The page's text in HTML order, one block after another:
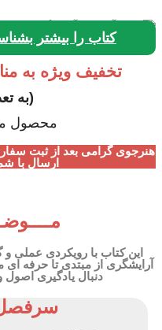
کتاب را بیشتر
تخفیف ویژه به
(به
محصول
هنرجوی گرامی بعد از ثبت
ارسال با
این کتاب با رویکردی عملی
آرایشگری از مبتدی تا حرفه
دنبال یادگیری اصول